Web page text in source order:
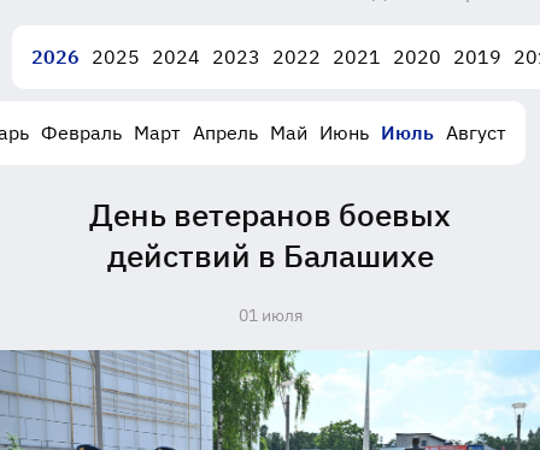
Балашихе
2026 2025 2024 2023 2022 2021 2020 2019
Февраль Март Апрель Май Июнь Июль Август
День ветеранов боевых
действий в Балашихе
01 июля